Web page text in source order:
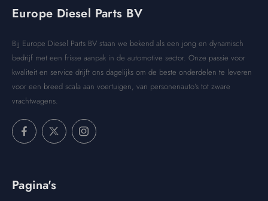
Europe Diesel Parts BV
Bij Europe Diesel Parts BV staan we bekend als een jong en dynamisch
bedrijf met een frisse aanpak in de automotive sector. Onze passie voor
kwaliteit en service drijft ons dagelijks om de beste onderdelen te leveren
voor een breed scala aan voertuigen, van personenauto’s tot zware
vrachtwagens.
Pagina's